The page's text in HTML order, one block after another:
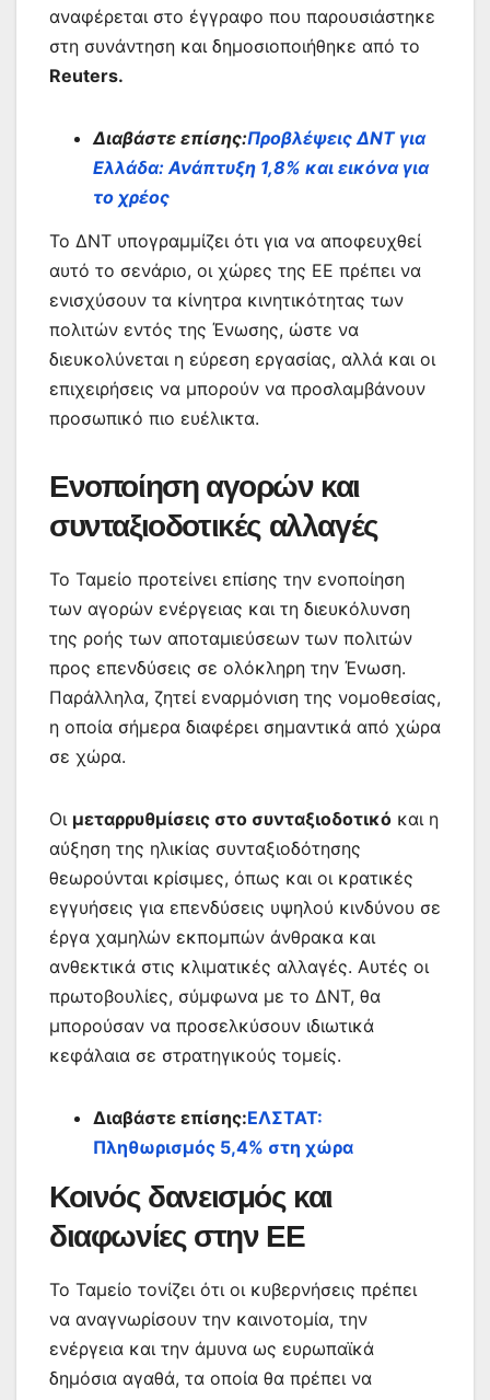
αναφέρεται στο έγγραφο που παρουσιάστηκε
στη συνάντηση και δημοσιοποιήθηκε από το
Reuters.
Διαβάστε επίσης:Προβλέψεις ΔΝΤ για
Ελλάδα: Ανάπτυξη 1,8% και εικόνα για
το χρέος
Το ΔΝΤ υπογραμμίζει ότι για να αποφευχθεί
αυτό το σενάριο, οι χώρες της ΕΕ πρέπει να
ενισχύσουν τα κίνητρα κινητικότητας των
πολιτών εντός της Ένωσης, ώστε να
διευκολύνεται η εύρεση εργασίας, αλλά και οι
επιχειρήσεις να μπορούν να προσλαμβάνουν
προσωπικό πιο ευέλικτα.
Ενοποίηση αγορών και
συνταξιοδοτικές αλλαγές
Το Ταμείο προτείνει επίσης την ενοποίηση
των αγορών ενέργειας και τη διευκόλυνση
της ροής των αποταμιεύσεων των πολιτών
προς επενδύσεις σε ολόκληρη την Ένωση.
Παράλληλα, ζητεί εναρμόνιση της νομοθεσίας,
η οποία σήμερα διαφέρει σημαντικά από χώρα
σε χώρα.
Οι μεταρρυθμίσεις στο συνταξιοδοτικό και η
αύξηση της ηλικίας συνταξιοδότησης
θεωρούνται κρίσιμες, όπως και οι κρατικές
εγγυήσεις για επενδύσεις υψηλού κινδύνου σε
έργα χαμηλών εκπομπών άνθρακα και
ανθεκτικά στις κλιματικές αλλαγές. Αυτές οι
πρωτοβουλίες, σύμφωνα με το ΔΝΤ, θα
μπορούσαν να προσελκύσουν ιδιωτικά
κεφάλαια σε στρατηγικούς τομείς.
Διαβάστε επίσης:ΕΛΣΤΑΤ:
Πληθωρισμός 5,4% στη χώρα
Κοινός δανεισμός και
διαφωνίες στην ΕΕ
Το Ταμείο τονίζει ότι οι κυβερνήσεις πρέπει
να αναγνωρίσουν την καινοτομία, την
ενέργεια και την άμυνα ως ευρωπαϊκά
δημόσια αγαθά, τα οποία θα πρέπει να